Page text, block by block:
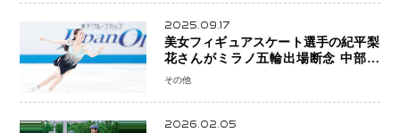
2025.09.17
美女フィギュアスケート選手の紀平梨
花さんがミラノ五輪出場断念 中部選
手権欠場を発表「安全最優先の判断」
その他
2026.02.05